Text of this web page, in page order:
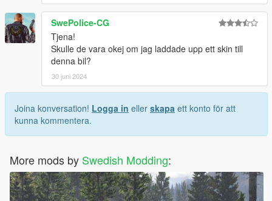
SwePolice-CG
Tjena!
Skulle de vara okej om jag laddade upp ett skin till
denna bil?
30 juni 2024
Joina konversation! Logga in eller skapa ett konto för att
kunna kommentera.
More mods by Swedish Modding: